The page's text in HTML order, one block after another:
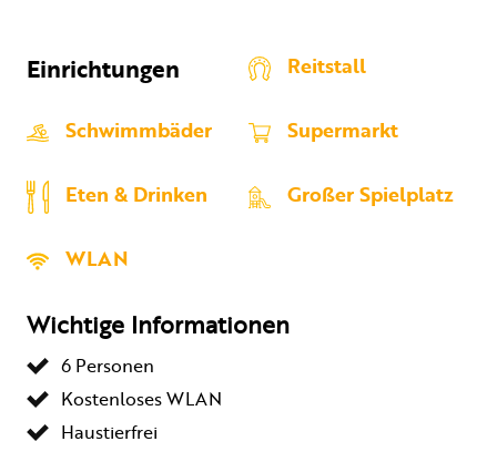
Einrichtungen Reitstall
Schwimmbäder Supermarkt
Eten & Drinken Großer Spielplatz
WLAN
Wichtige Informationen
6 Personen
Kostenloses WLAN
Haustierfrei